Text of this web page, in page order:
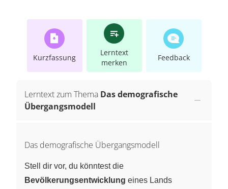
Kurzfassung
Lerntext
merken
Feedback
Lerntext zum Thema Das demografische
Übergangsmodell
Das demografische Übergangsmodell
Stell dir vor, du könntest die
Bevölkerungsentwicklung eines Lands